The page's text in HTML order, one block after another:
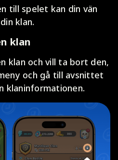
till spelet kan din vän
klan.
klan
klan och vill ta bort den,
och gå till avsnittet
klaninformationen.